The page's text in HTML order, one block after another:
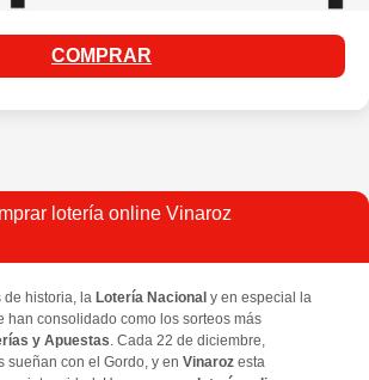
COMPRAR
lotería online Vinaroz
de historia, la Lotería Nacional y en especial la
han consolidado como los sorteos más
y Apuestas. Cada 22 de diciembre,
sueñan con el Gordo, y en Vinaroz esta